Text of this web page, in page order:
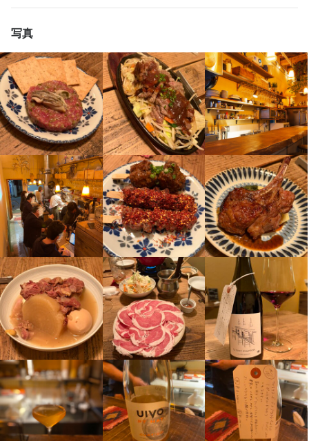
料理とお酒のマリアージュなど幅広く習得していけますよ！
有名雑誌にも掲載されているので、新規のお客様も多く来店する
お店で、
様々なことにチャレンジできる環境です。
常連さんも多いので、アットホームな雰囲気で働けます！
今後も羊料理に限らず店舗展開を予定しており、あなたのアイデ
アが採用され、責任者として新店舗をお任せすることも十分あり
得ます。
一緒に新しい挑戦を楽しんでいきましょう！
写真
にお届けしています！
ワインは世界中のナチュラルワインをセレクト、他店ではなかな
か手に入らないようなレアなワインも取り揃えてあり、勉強にな
る環境です！
バーカウンターもある店なのでカクテルメイキングも学べます。
アフターコロナ時代を見据え飲食業界は変化の時に来ています。
柔軟で創造性のあるアイデアを出し合って失敗を恐れずチャレン
ジし続ける、そんなチームを造っていきましょう！
今後も羊料理に限らず店舗展開を予定しており、あなたのアイデ
アが採用され、責任者として新店舗をお任せすることも十分あり
得ます。
一緒に新しい挑戦を楽しんでいきましょう！
羊料理を販売するキッチンカーも運営しております。
興味のある方はこちらも是非ご検討ください。
お店の採用担当者からのメッセージ
少しでも興味をお持ちでしたら、ぜひお気軽にご応募ください！
一度、カジュアルにお話しましょう！ご応募を心よりお待ちして
おります。
ジし続ける、そんなチームを造っていきましょう！
アが採用され、責任者として新店舗をお任せすることも十分あり
得ます。
一緒に新しい挑戦を楽しんでいきましょう！
羊料理を販売するキッチンカーも運営しております。
興味のある方はこちらも是非ご検討ください。
お店の採用担当者からのメッセージ
少しでも興味をお持ちでしたら、ぜひお気軽にご応募ください！
一度、カジュアルにお話しましょう。ご応募を心よりお待ちして
おります。
店名
LambCHAN
勤務地
東京都目黒区上目黒4-9-4
ジし続ける、そんなチームを造っていきましょう！
今後も羊料理に限らず店舗展開を予定しており、あなたのアイデ
アが採用され、責任者として新店舗をお任せすることも十分あり
得ます。
一緒に新しい挑戦を楽しんでいきましょう！
羊料理を販売するキッチンカーも運営しております。
興味のある方はこちらも是非ご検討ください。
お店の採用担当者からのメッセージ
少しでも興味をお持ちでしたら、ぜひお気軽にご応募ください！
一度、カジュアルにお話しましょう！ご応募を心よりお待ちして
おります。
店名
LambCHAN
勤務地
東京都目黒区上目黒4-9-4
ジし続ける、そんなチームを造っていきましょう！
アが採用され、責任者として新店舗をお任せすることも十分あり
得ます。
一緒に新しい挑戦を楽しんでいきましょう！
羊料理を販売するキッチンカーも運営しております。
興味のある方はこちらも是非ご検討ください。
お店の採用担当者からのメッセージ
少しでも興味をお持ちでしたら、ぜひお気軽にご応募ください！
一度、カジュアルにお話しましょう。ご応募を心よりお待ちして
おります。
店名
LambCHAN
勤務地
東京都目黒区上目黒4-9-4
少しでも興味をお持ちでしたら、ぜひお気軽にご応募ください！
一度、カジュアルにお話しましょう。ご応募を心よりお待ちして
おります。
店名
LambCHAN
勤務地
東京都目黒区上目黒4-9-4
法人名・事業者名
株式会社CUBE
最終更新日2026/04/15
お店の採用担当者からのメッセージ
少しでも興味をお持ちでしたら、ぜひお気軽にご応募ください！
一度、カジュアルにお話しましょう。ご応募を心よりお待ちして
おります。
店名
LambCHAN
勤務地
東京都目黒区上目黒4-9-4
法人名・事業者名
株式会社CUBE
最終更新日2026/04/15